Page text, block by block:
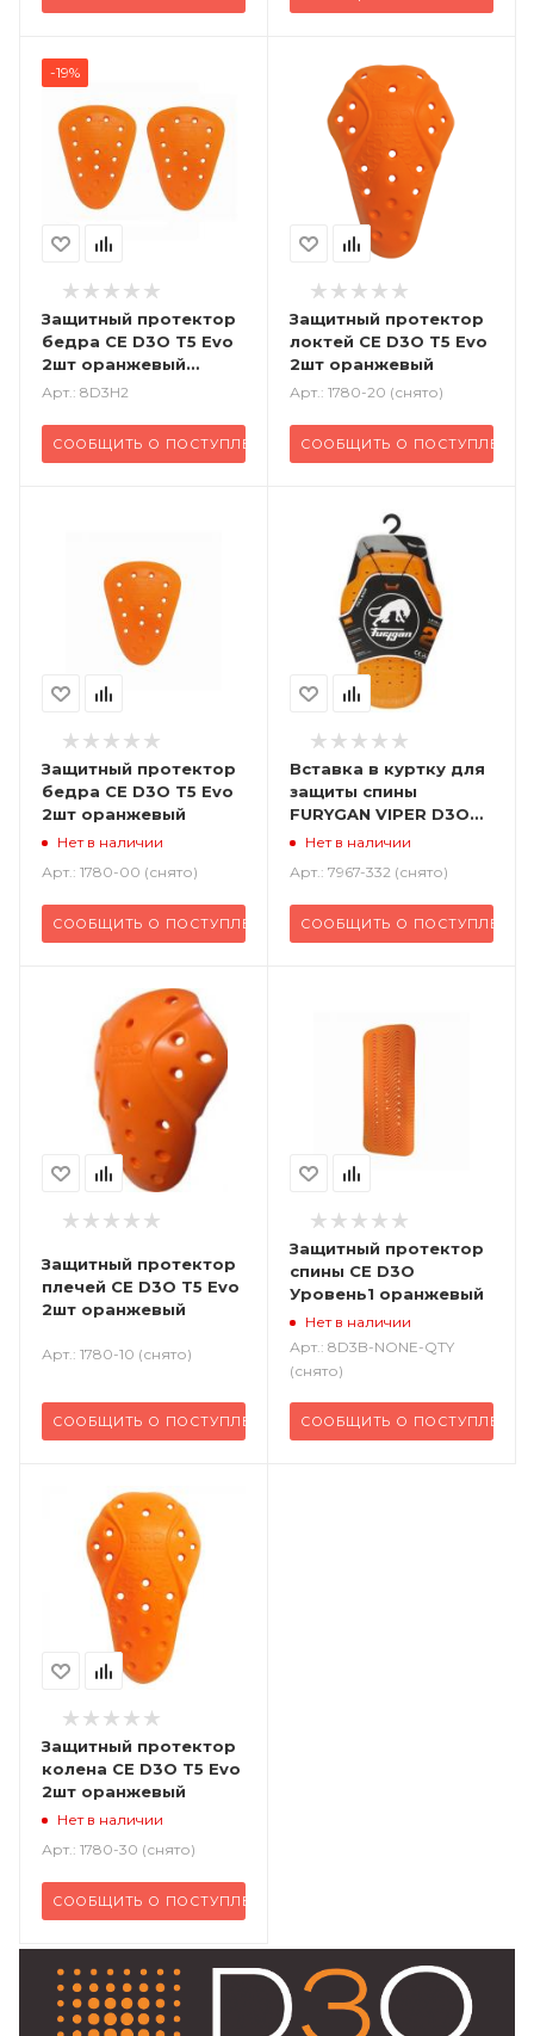
-19%
Защитный протектор
бедра CE D3O T5 Evo
2шт оранжевый
Уровень2
Арт.: 8D3H2
СООБЩИТЬ О ПОСТУПЛЕНИИ
Защитный протектор
локтей CE D3O T5 Evo
2шт оранжевый
Арт.: 1780-20 (снято)
СООБЩИТЬ О ПОСТУПЛЕНИИ
Защитный протектор
бедра CE D3O T5 Evo
2шт оранжевый
Нет в наличии
Арт.: 1780-00 (снято)
СООБЩИТЬ О ПОСТУПЛЕНИИ
Вставка в куртку для
защиты спины
FURYGAN VIPER D3O
LVL 2 оранжевый
Нет в наличии
Арт.: 7967-332 (снято)
СООБЩИТЬ О ПОСТУПЛЕНИИ
Защитный протектор
плечей CE D3O T5 Evo
2шт оранжевый
Арт.: 1780-10 (снято)
СООБЩИТЬ О ПОСТУПЛЕНИИ
Защитный протектор
спины CE D3O
Уровень1 оранжевый
Нет в наличии
Арт.: 8D3B-NONE-QTY
(снято)
СООБЩИТЬ О ПОСТУПЛЕНИИ
Защитный протектор
колена CE D3O T5 Evo
2шт оранжевый
Нет в наличии
Арт.: 1780-30 (снято)
СООБЩИТЬ О ПОСТУПЛЕНИИ